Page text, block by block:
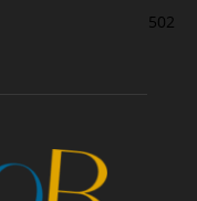
502